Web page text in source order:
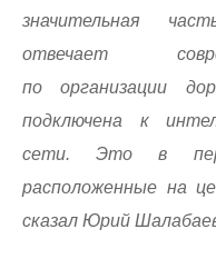
значительная
отвечает
по организации
подключена к
сети. Это в
расположенные на
сказал Юрий